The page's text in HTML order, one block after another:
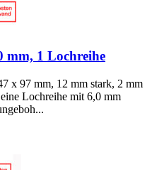
mm, 1 Lochreihe
x 97 mm, 12 mm stark, 2 mm
Lochreihe mit 6,0 mm